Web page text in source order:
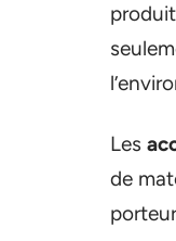
Les
de